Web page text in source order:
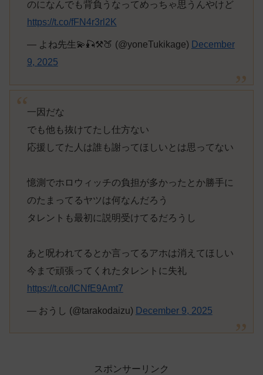
のになんでも背負うなってめっちゃ思うんやけど
https://t.co/fFN4r3rl2K
— よね先生💫🎣⚒️🍑 (@yoneTukikage) December
9, 2025
一因だな
でも他も抜けてたし仕方ない
応援してた人は誰も謝ってほしいとは思ってない
憶測でホロウィッチの負担が多かったとか勝手に
のたまってるヤツは何なんだろう
タレントも最初に説明受けてるだろうし
あと呪われてるとか言ってるアホは消えてほしい
今まで頑張ってくれたタレントに失礼
https://t.co/ICNfE9Amt7
— おうし (@tarakodaizu) December 9, 2025
スポンサーリンク